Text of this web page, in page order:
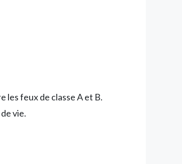
feux de classe A et B.
vie.